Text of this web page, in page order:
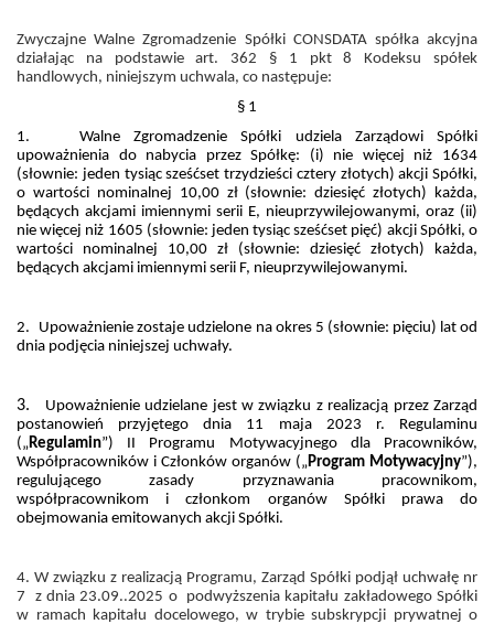
Zwyczajne Walne Zgromadzenie Spółki CONSDATA spółka akcyjna
działając na podstawie art. 362 § 1 pkt 8 Kodeksu spółek
handlowych, niniejszym uchwala, co następuje:
§ 1
1.
Walne Zgromadzenie Spółki udziela Zarządowi Spółki
upoważnienia do nabycia przez Spółkę: (i) nie więcej niż 1634
(słownie: jeden tysiąc sześćset trzydzieści cztery złotych) akcji Spółki,
o wartości nominalnej 10,00 zł (słownie: dziesięć złotych) każda,
będących akcjami imiennymi serii E, nieuprzywilejowanymi, oraz (ii)
nie więcej niż 1605 (słownie: jeden tysiąc sześćset pięć) akcji Spółki, o
wartości nominalnej 10,00 zł (słownie: dziesięć złotych) każda,
będących akcjami imiennymi serii F, nieuprzywilejowanymi.
2.
Upoważnienie zostaje udzielone na okres 5 (słownie: pięciu) lat od
dnia podjęcia niniejszej uchwały.
3.
Upoważnienie udzielane jest w związku z realizacją przez Zarząd
postanowień przyjętego dnia 11 maja 2023 r. Regulaminu
(„Regulamin”) II Programu Motywacyjnego dla Pracowników,
Współpracowników i Członków organów („Program Motywacyjny”),
regulującego zasady przyznawania pracownikom,
współpracownikom i członkom organów Spółki prawa do
obejmowania emitowanych akcji Spółki.
4. W związku z realizacją Programu, Zarząd Spółki podjął uchwałę nr
7
z dnia 23.09..2025 o podwyższenia kapitału zakładowego Spółki
w ramach kapitału docelowego, w trybie subskrypcji prywatnej o